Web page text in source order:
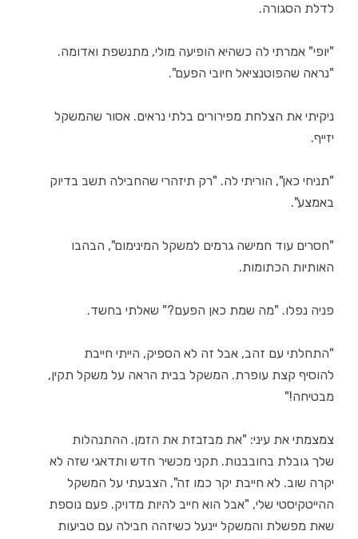
לדלת הסגורה.
"יופי" אמרתי לה כשהיא הופיעה מולי, מתנשפת ואדומה.
"נראה שהפוטנציאל חיובי הפעם".
ניקיתי את הצלחת מפירורים בלתי נראים. אסור שהמשקל
יזייף.
"תניחי כאן", הוריתי לה. "רק תיזהרי שהחבילה תשב בדיוק
באמצע".
"חסרים עוד חמישה גרמים למשקל המינימום", הבהבו
האותיות הכתומות.
פניה נפלו. "מה שמת כאן הפעם?" שאלתי בחשד.
"התחלתי עם זהב, אבל זה לא הספיק, הייתי חייבת
להוסיף קצת עופרת. המשקל בבית הראה על משקל תקין,
מבטיחה!"
צמצמתי את עיני: "את מבזבזת את הזמן. ההתנהלות
שלך גובלת בחובבנות. תקני מכשיר חדש ותדאגי שזה לא
יקרה שוב. לא חייבת יקר כמו זה", הצבעתי על המשקל
ההייטקיסטי שלי, "אבל הוא חייב להיות מדויק. פעם נוספת
שאת מפשלת והמשקל יינעל כשיזהה חבילה עם טביעות